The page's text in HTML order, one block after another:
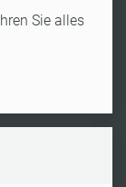
Sie alles